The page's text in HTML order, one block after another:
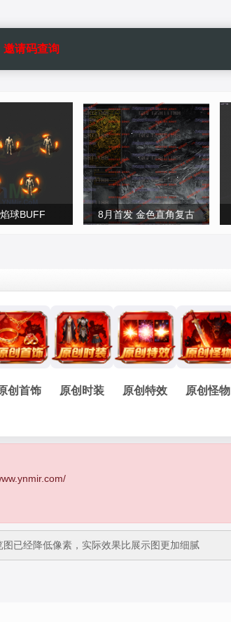
邀请码查询
球BUFF 8月首发 金色直角复古
创首饰 原创时装 原创特效 原创怪物
图已经降低像素，实际效果比展示图更加细腻